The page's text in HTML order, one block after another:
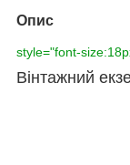
Опис
style="font-
Вінтажний